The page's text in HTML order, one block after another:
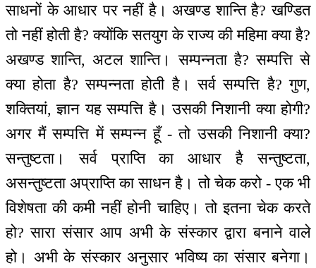
साधनों के आधार पर नहीं है। अखण्ड शान्ति है? खण्डित
तो नहीं होती है? क्योंकि सतयुग के राज्य की महिमा क्या है?
अखण्ड शान्ति, अटल शान्ति। सम्पन्नता है? सम्पत्ति से
क्या होता है? सम्पन्नता होती है। सर्व सम्पत्ति है? गुण,
शक्तियां, ज्ञान यह सम्पत्ति है। उसकी निशानी क्या होगी?
अगर मैं सम्पत्ति में सम्पन्न हूँ - तो उसकी निशानी क्या?
सन्तुष्टता। सर्व प्राप्ति का आधार है सन्तुष्टता,
असन्तुष्टता अप्राप्ति का साधन है। तो चेक करो - एक भी
विशेषता की कमी नहीं होनी चाहिए। तो इतना चेक करते
हो? सारा संसार आप अभी के संस्कार द्वारा बनाने वाले
हो। अभी के संस्कार अनुसार भविष्य का संसार बनेगा।